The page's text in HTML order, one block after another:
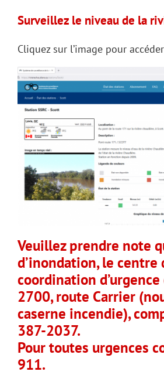
Surveillez le niveau de la
Cliquez sur l’image pour
Veuillez prendre note
d’inondation, le centre
coordination
2700, route Carrier
caserne incendie),
387-2037.
Pour toutes urgences
911.